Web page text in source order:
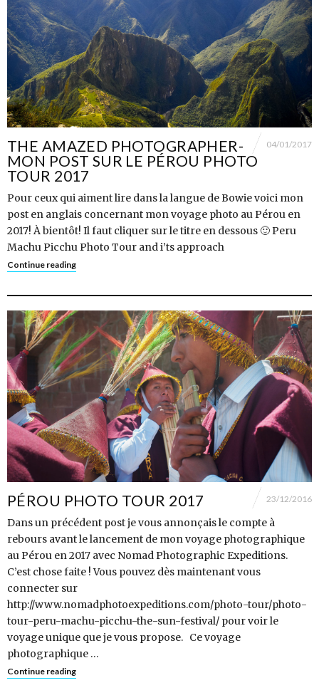
THE AMAZED PHOTOGRAPHER-
MON POST SUR LE PÉROU PHOTO
TOUR 2017
04/01/2017
Pour ceux qui aiment lire dans la langue de Bowie voici mon
post en anglais concernant mon voyage photo au Pérou en
2017! À bientôt! Il faut cliquer sur le titre en dessous 🙂 Peru
Machu Picchu Photo Tour and i’ts approach
Continue reading
PÉROU PHOTO TOUR 2017 23/12/2016
Dans un précédent post je vous annonçais le compte à
rebours avant le lancement de mon voyage photographique
au Pérou en 2017 avec Nomad Photographic Expeditions.
C’est chose faite ! Vous pouvez dès maintenant vous
connecter sur
http://www.nomadphotoexpeditions.com/photo-tour/photo-
tour-peru-machu-picchu-the-sun-festival/ pour voir le
voyage unique que je vous propose. Ce voyage
photographique …
Continue reading